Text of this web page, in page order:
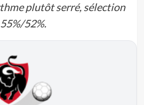
plutôt serré, sélection
52%.